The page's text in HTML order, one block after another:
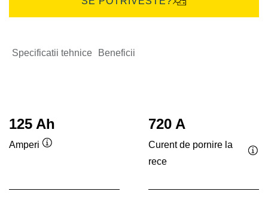
Specificatii tehnice Beneficii
125 Ah
Amperi
720 A
Curent de pornire la
rece